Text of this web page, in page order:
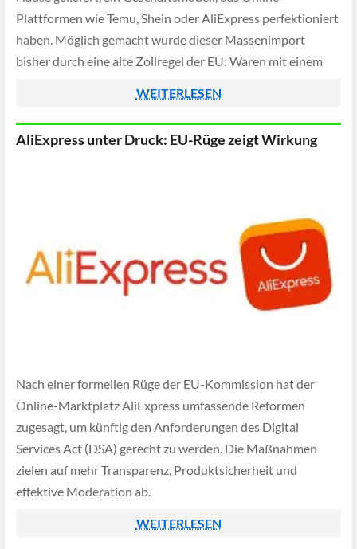
Plattformen wie Temu, Shein oder AliExpress perfektioniert
haben. Möglich gemacht wurde dieser Massenimport
bisher durch eine alte Zollregel der EU: Waren mit einem
werden. Doch damit […]
WEITERLESEN
AliExpress unter Druck: EU-Rüge zeigt Wirkung
Nach einer formellen Rüge der EU-Kommission hat der
Online-Marktplatz AliExpress umfassende Reformen
zugesagt, um künftig den Anforderungen des Digital
Services Act (DSA) gerecht zu werden. Die Maßnahmen
zielen auf mehr Transparenz, Produktsicherheit und
effektive Moderation ab.
WEITERLESEN